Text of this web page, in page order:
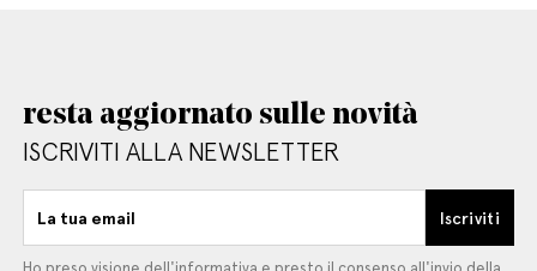
resta aggiornato sulle novità
ISCRIVITI ALLA NEWSLETTER
La tua email Iscriviti
Ho preso visione dell'informativa e presto il consenso all'invio della